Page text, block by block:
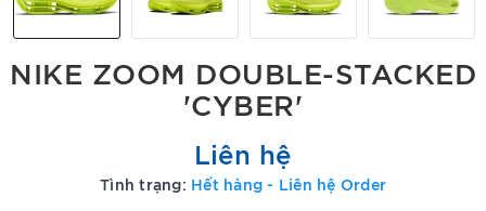
NIKE ZOOM DOUBLE-STACKED
'CYBER'
Liên hệ
Tình trạng: Hết hàng - Liên hệ Order